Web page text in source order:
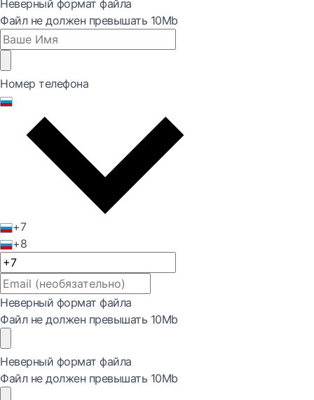
Неверный формат файла
Файл не должен превышать 10Mb
Номер телефона
+7
+8
Неверный формат файла
Файл не должен превышать 10Mb
Неверный формат файла
Файл не должен превышать 10Mb